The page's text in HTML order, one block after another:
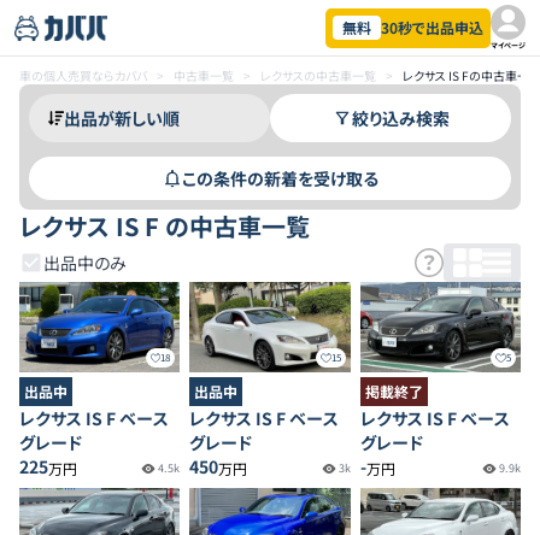
無料 30秒で出品申込
マイページ
車の個人売買ならカババ > 中古車一覧 > レクサスの中古車一覧 > レクサス IS Fの中古車一覧
絞り込み検索
この条件の新着を受け取る
レクサス IS F の中古車一覧
出品中のみ
18
出品中
レクサス IS F ベース
グレード
225万円 4.5k
15
出品中
レクサス IS F ベース
グレード
450万円 3k
5
掲載終了
レクサス IS F ベース
グレード
-万円 9.9k